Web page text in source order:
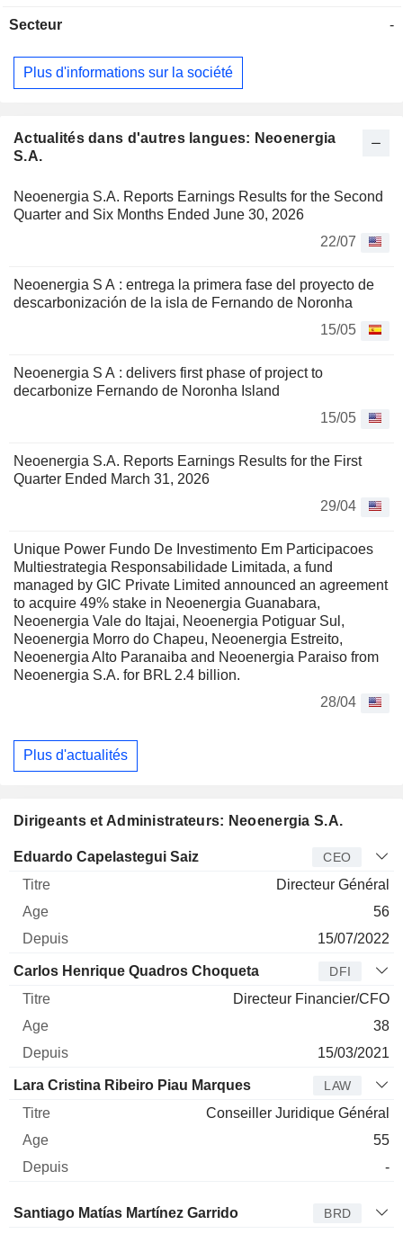
Actualités dans d'autres langues: Neoenergia
S.A.
Neoenergia S.A. Reports Earnings Results for the Second
Quarter and Six Months Ended June 30, 2026
22/07
Neoenergia S A : entrega la primera fase del proyecto de
descarbonización de la isla de Fernando de Noronha
15/05
Neoenergia S A : delivers first phase of project to
decarbonize Fernando de Noronha Island
15/05
Neoenergia S.A. Reports Earnings Results for the First
Quarter Ended March 31, 2026
29/04
Unique Power Fundo De Investimento Em Participacoes
Multiestrategia Responsabilidade Limitada, a fund
managed by GIC Private Limited announced an agreement
to acquire 49% stake in Neoenergia Guanabara,
Neoenergia Vale do Itajai, Neoenergia Potiguar Sul,
Neoenergia Morro do Chapeu, Neoenergia Estreito,
Neoenergia Alto Paranaiba and Neoenergia Paraiso from
Neoenergia S.A. for BRL 2.4 billion.
28/04
Plus d'actualités
Dirigeants et Administrateurs: Neoenergia S.A.
Dirigeant Titre Age Depuis
Eduardo Capelastegui Saiz CEO
Directeur Général
56
15/07/2022
Carlos Henrique Quadros Choqueta DFI
Directeur Financier/CFO
38
15/03/2021
Lara Cristina Ribeiro Piau Marques LAW
Conseiller Juridique Général
55
-
Administrateur Titre Age Depuis
Santiago Matías Martínez Garrido BRD
Neoenergia S.A. développe une activité de production
(1,9%). A fin 2024, le groupe dispose de 44 parcs éoliens,
de 5 centrales hydroélectriques et de 2 centrales solaires
Secteur -
Plus d'informations sur la société